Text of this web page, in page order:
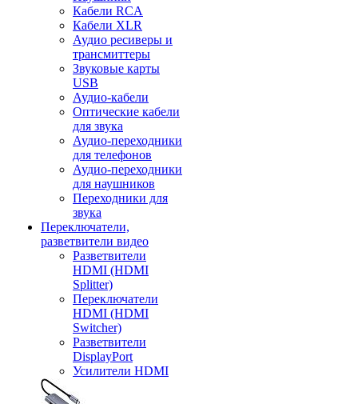
Кабели RCA
Кабели XLR
Аудио ресиверы и
трансмиттеры
Звуковые карты
USB
Аудио-кабели
Оптические кабели
для звука
Аудио-переходники
для телефонов
Аудио-переходники
для наушников
Переходники для
звука
Переключатели,
разветвители видео
Разветвители
HDMI (HDMI
Splitter)
Переключатели
HDMI (HDMI
Switcher)
Разветвители
DisplayPort
Усилители HDMI